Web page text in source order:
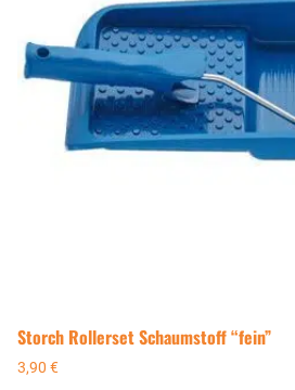
Storch Rollerset Schaumstoff “fein”
3,90 €